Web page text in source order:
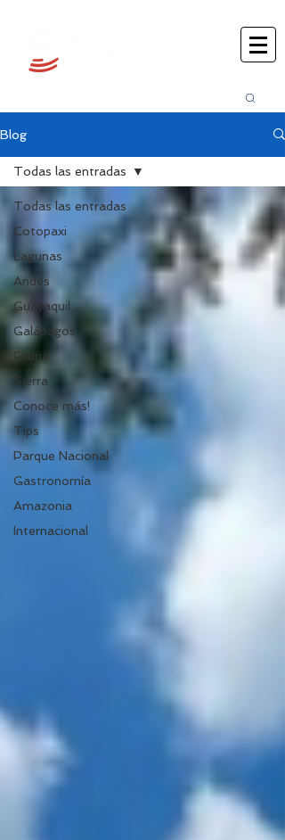
Blog
Todas las entradas
Cotopaxi
Lagunas
Andes
Guayaquil
Galápagos
Fauna
Sierra
Conoce más!
Tips
Parque Nacional
Gastronomía
Amazonia
Internacional
Todas las entradas